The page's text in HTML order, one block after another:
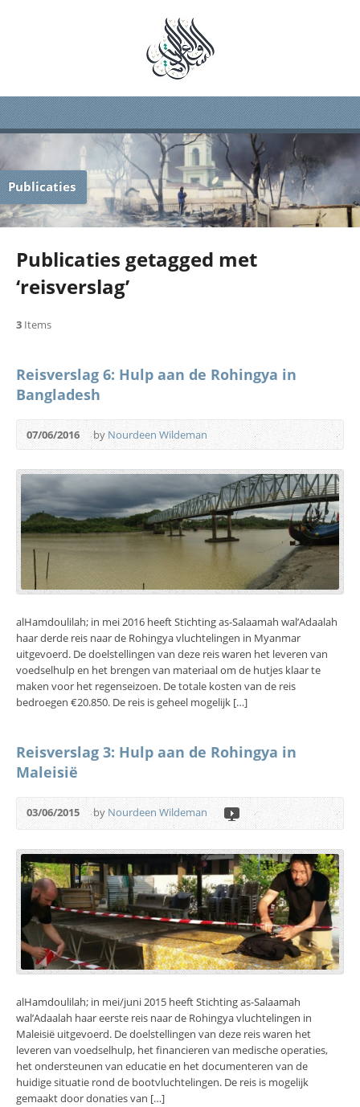
Publicaties
Publicaties getagged met
‘reisverslag’
3 Items
Reisverslag 6: Hulp aan de Rohingya in
Bangladesh
07/06/2016 by Nourdeen Wildeman
alHamdoulilah; in mei 2016 heeft Stichting as-Salaamah wal’Adaalah
haar derde reis naar de Rohingya vluchtelingen in Myanmar
uitgevoerd. De doelstellingen van deze reis waren het leveren van
voedselhulp en het brengen van materiaal om de hutjes klaar te
maken voor het regenseizoen. De totale kosten van de reis
bedroegen €20.850. De reis is geheel mogelijk […]
Reisverslag 3: Hulp aan de Rohingya in
Maleisië
03/06/2015 by Nourdeen Wildeman
alHamdoulilah; in mei/juni 2015 heeft Stichting as-Salaamah
wal’Adaalah haar eerste reis naar de Rohingya vluchtelingen in
Maleisië uitgevoerd. De doelstellingen van deze reis waren het
leveren van voedselhulp, het financieren van medische operaties,
het ondersteunen van educatie en het documenteren van de
huidige situatie rond de bootvluchtelingen. De reis is mogelijk
gemaakt door donaties van […]